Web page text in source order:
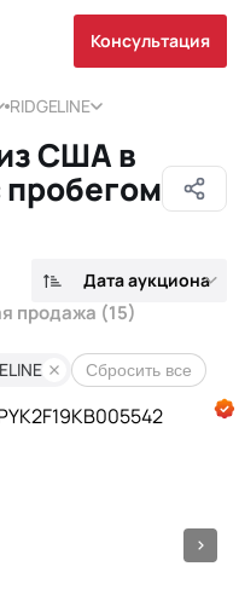
Консультация
RIDGELINE
из США в
Дата аукциона
продажа (15)
Сбросить все